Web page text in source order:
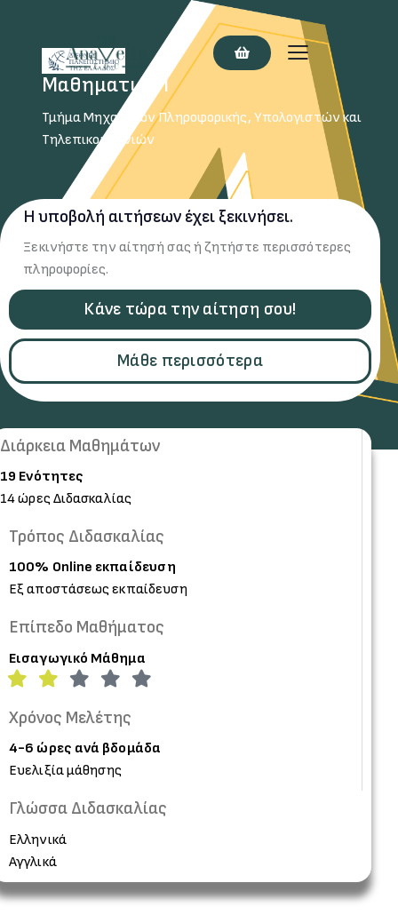
Μαθηματικά Ι
Τμήμα Μηχανικών Πληροφορικής, Υπολογιστών και
Τηλεπικοινωνιών
Η υποβολή αιτήσεων έχει ξεκινήσει.
Ξεκινήστε την αίτησή σας ή ζητήστε περισσότερες
πληροφορίες.
Κάνε τώρα την αίτηση σου!
Μάθε περισσότερα
Διάρκεια Mαθημάτων
19 Ενότητες
14 ώρες Διδασκαλίας
Τρόπος Διδασκαλίας
100% Online εκπαίδευση
Εξ αποστάσεως εκπαίδευση
Επίπεδο Μαθήματος
Εισαγωγικό Μάθημα
Χρόνος Μελέτης
4-6 ώρες ανά βδομάδα
Ευελιξία μάθησης
Γλώσσα Διδασκαλίας
Ελληνικά
Αγγλικά